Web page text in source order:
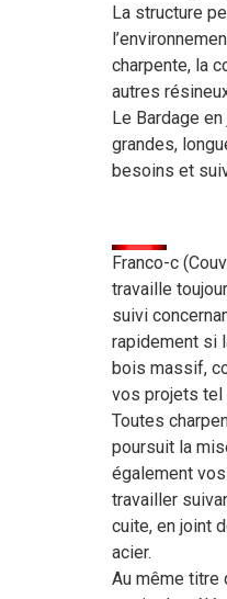
La structure
charpente, la
autres
Le Bardage
grandes,
besoins et
Franco-c
travaille
suivi
rapidement si
bois massif,
vos projets tel
Toutes
poursuit la
également
travailler
cuite, en joint
acier.
Au même titre